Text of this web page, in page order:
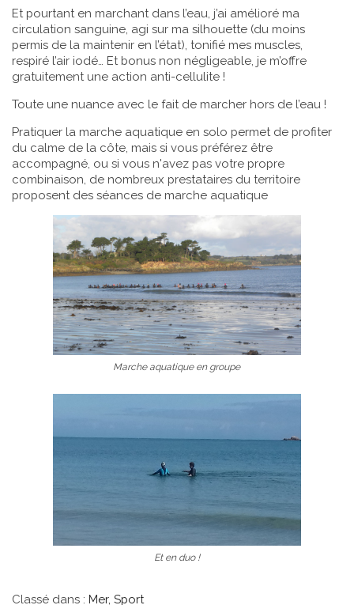
Et pourtant en marchant dans l’eau, j’ai amélioré ma
circulation sanguine, agi sur ma silhouette (du moins
permis de la maintenir en l’état), tonifié mes muscles,
respiré l’air iodé… Et bonus non négligeable, je m’offre
gratuitement une action anti-cellulite !
Toute une nuance avec le fait de marcher hors de l’eau !
Pratiquer la marche aquatique en solo permet de profiter
du calme de la côte, mais si vous préférez être
accompagné, ou si vous n'avez pas votre propre
combinaison, de nombreux prestataires du territoire
proposent des séances de marche aquatique
Marche aquatique en groupe
Et en duo !
Classé dans : Mer, Sport